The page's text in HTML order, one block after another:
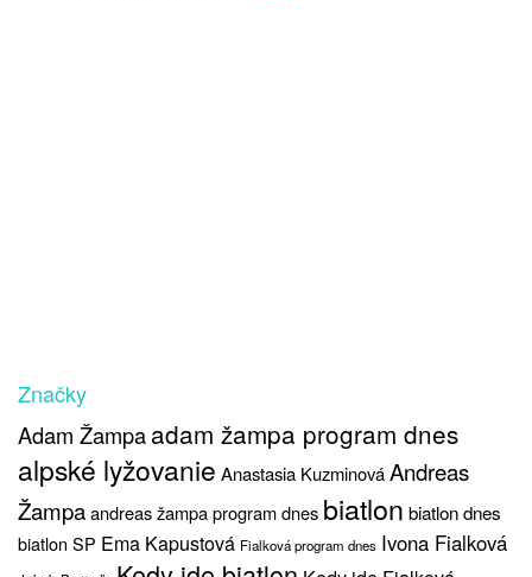
Značky
Adam Žampaadam žampa program dnes
alpské lyžovanie Anastasia KuzminováAndreas
Žampaandreas žampa program dnes biatlon biatlon dnes
biatlon SP Ema Kapustová Fialková program dnes Ivona Fialková